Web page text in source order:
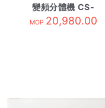
變頻分體機 CS-
E24TKA-內 R410A
MOP 20,980.00